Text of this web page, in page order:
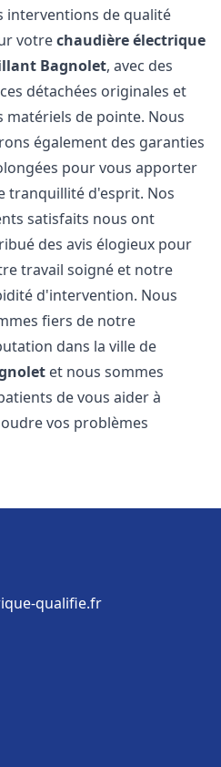
interventions de qualité
votrechaudière électrique
Bagnolet, avec des
détachées originales et
matériels de pointe. Nous
également des garanties
pour vous apporter
tranquillité d'esprit. Nos
satisfaits nous ont
des avis élogieux pour
travail soigné et notre
d'intervention. Nous
fiers de notre
dans la ville de
et nous sommes
de vous aider à
vos problèmes
qualifie.fr